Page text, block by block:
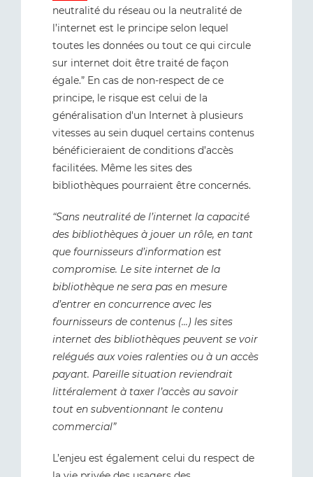
neutralité du réseau ou la neutralité de
l’internet est le principe selon lequel
toutes les données ou tout ce qui circule
sur internet doit être traité de façon
égale.” En cas de non-respect de ce
principe, le risque est celui de la
généralisation d'un Internet à plusieurs
vitesses au sein duquel certains contenus
bénéficieraient de conditions d’accès
facilitées. Même les sites des
bibliothèques pourraient être concernés.
“Sans neutralité de l’internet la capacité
des bibliothèques à jouer un rôle, en tant
que fournisseurs d’information est
compromise. Le site internet de la
bibliothèque ne sera pas en mesure
d’entrer en concurrence avec les
fournisseurs de contenus (...) les sites
internet des bibliothèques peuvent se voir
relégués aux voies ralenties ou à un accès
payant. Pareille situation reviendrait
littéralement à taxer l’accès au savoir
tout en subventionnant le contenu
commercial”
L’enjeu est également celui du respect de